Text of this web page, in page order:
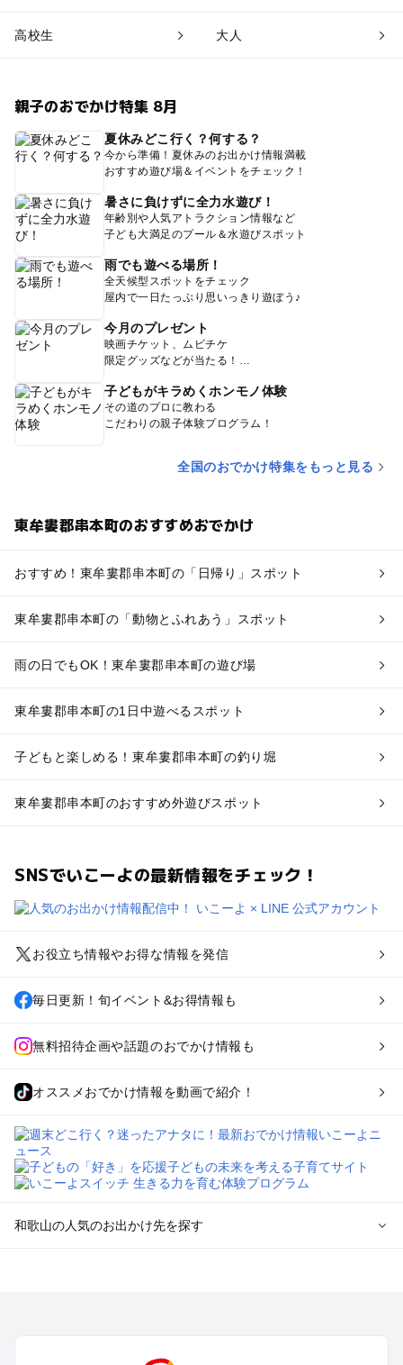
高校生 大人
親子のおでかけ特集 8月
夏休みどこ行く？何する？
今から準備！夏休みのお出かけ情報満載
おすすめ遊び場＆イベントをチェック！
暑さに負けずに全力水遊び！
年齢別や人気アトラクション情報など
子ども大満足のプール＆水遊びスポット
雨でも遊べる場所！
全天候型スポットをチェック
屋内で一日たっぷり思いっきり遊ぼう♪
今月のプレゼント
映画チケット、ムビチケ
限定グッズなどが当たる！
子どもがキラめくホンモノ体験
その道のプロに教わる
こだわりの親子体験プログラム！
全国のおでかけ特集をもっと見る
東牟婁郡串本町のおすすめおでかけ
おすすめ！東牟婁郡串本町の「日帰り」スポット
東牟婁郡串本町の「動物とふれあう」スポット
雨の日でもOK！東牟婁郡串本町の遊び場
東牟婁郡串本町の1日中遊べるスポット
子どもと楽しめる！東牟婁郡串本町の釣り堀
東牟婁郡串本町のおすすめ外遊びスポット
SNSでいこーよの最新情報をチェック！
お役立ち情報やお得な情報を発信
毎日更新！旬イベント&お得情報も
無料招待企画や話題のおでかけ情報も
オススメおでかけ情報を動画で紹介！
和歌山の人気のお出かけ先を探す